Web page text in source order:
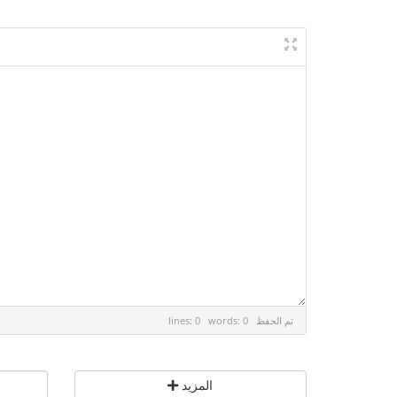
lines: 0 words: 0 تم الحفظ
المزيد